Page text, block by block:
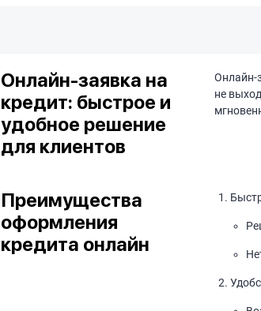
Онлайн-заявка на
кредит: быстрое и
удобное решение
для клиентов
Онлайн-
не
Преимущества
оформления
кредита онлайн